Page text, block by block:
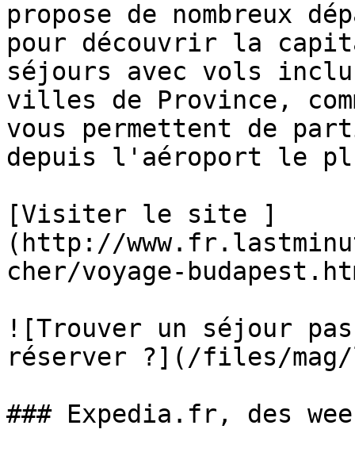
propose de nombreux
pour découvrir la
séjours avec vols
villes de Province,
vous permettent de
depuis l'aéroport le
[Visiter le site ]
(http://
cher/voyage-
![Trouver un séjour
réserver ?](/files/
### Expedia.fr, des